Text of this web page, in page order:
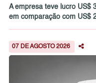
A empresa teve lucro US$
em comparação com US$
07 DE AGOSTO 2026